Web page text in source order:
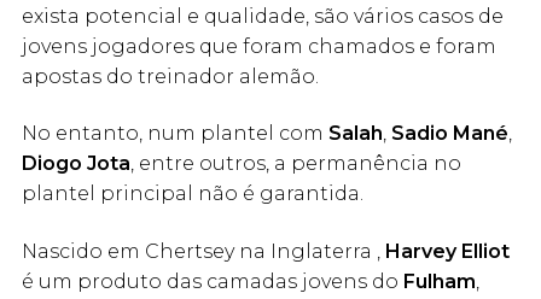
exista potencial e qualidade, são vários casos de
jovens jogadores que foram chamados e foram
apostas do treinador alemão.
No entanto, num plantel com Salah, Sadio Mané,
Diogo Jota, entre outros, a permanência no
plantel principal não é garantida.
Nascido em Chertsey na Inglaterra , Harvey Elliot
é um produto das camadas jovens do Fulham,